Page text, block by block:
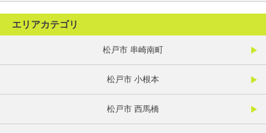
エリアカテゴリ
松戸市 串崎南町
松戸市 小根本
松戸市 西馬橋